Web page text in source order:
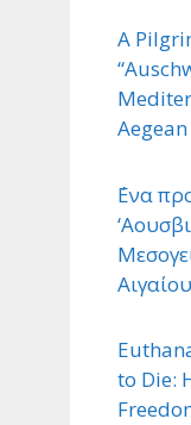
A
Aegean
΄Ενα
Αιγαίου
to Die: